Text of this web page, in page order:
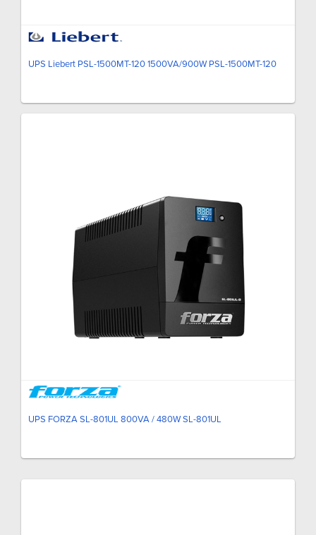
UPS Liebert PSL-1500MT-120 1500VA/900W PSL-1500MT-120
UPS FORZA SL-801UL 800VA / 480W SL-801UL